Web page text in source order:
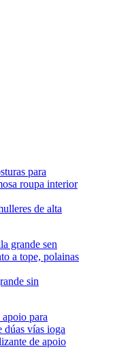
de alta
sin
de apoio